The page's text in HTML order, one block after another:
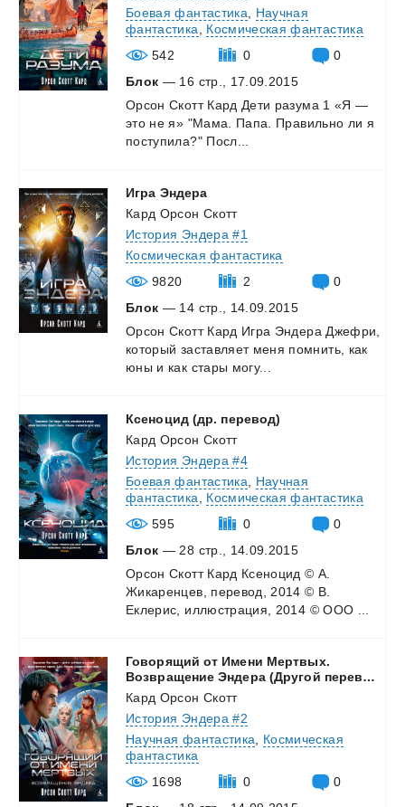
Боевая фантастика
Научная
фантастика
Космическая фантастика
542
0
0
Блок — 16 стр., 17.09.2015
Орсон Скотт Кард Дети разума 1 «Я —
это не я» "Мама. Папа. Правильно ли я
поступила?" Посл...
Игра Эндера
Кард Орсон Скотт
История Эндера #1
Космическая фантастика
9820
2
0
Блок — 14 стр., 14.09.2015
Орсон Скотт Кард Игра Эндера Джефри,
который заставляет меня помнить,
как
юны и как стары могу...
Ксеноцид (др. перевод)
Кард Орсон Скотт
История Эндера #4
Боевая фантастика
Научная
фантастика
Космическая фантастика
595
0
0
Блок — 28 стр., 14.09.2015
Орсон Скотт Кард Ксеноцид © А.
Жикаренцев,
перевод, 2014 © В.
Еклерис,
иллюстрация, 2014 © ООО
Говорящий от Имени Мертвых.
Возвращение Эндера (Другой перевод)
Кард Орсон Скотт
История Эндера #2
Научная фантастика
Космическая
фантастика
1698
0
0